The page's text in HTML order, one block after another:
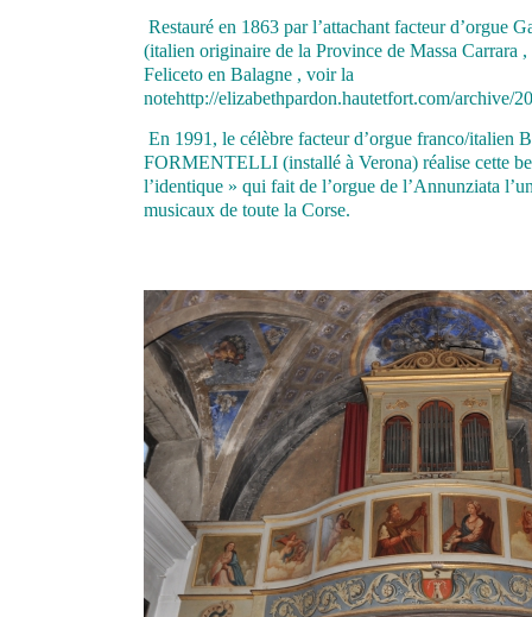
Restauré en 1863 par l’attachant facteur d’orgue
(italien originaire de la Province de Massa Carrara
Feliceto en Balagne , voir la
notehttp://elizabethpardon.hautetfort.com/archive/
En 1991, le célèbre facteur d’orgue franco/italien
FORMENTELLI (installé à Verona) réalise cette
l’identique » qui fait de l’orgue de l’Annunziata
musicaux de toute la Corse.